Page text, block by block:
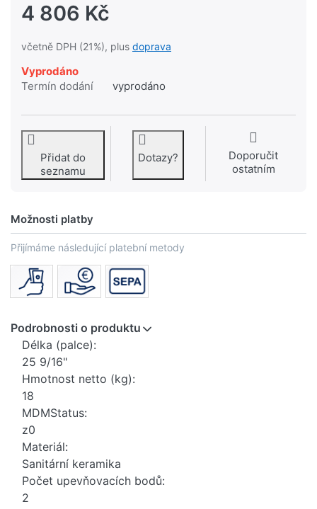
4 806 Kč
včetně DPH (21%), plus doprava
Vyprodáno
Termín dodání
vyprodáno
Přidat do
seznamu
Dotazy?
Doporučit
ostatním
Možnosti platby
Přijímáme následující platební metody
Podrobnosti o produktu
Délka (palce):
25 9/16"
Hmotnost netto (kg):
18
MDMStatus:
z0
Materiál:
Sanitární keramika
Počet upevňovacích bodů:
2